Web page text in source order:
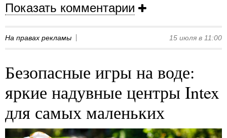
Показать комментарии
На правах рекламы 15 июля в 11:00
Безопасные игры на воде:
яркие надувные центры Intex
для самых маленьких